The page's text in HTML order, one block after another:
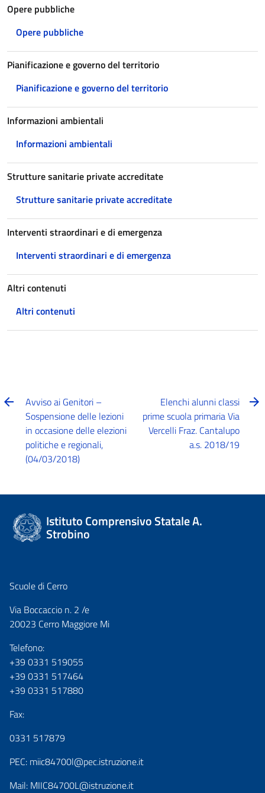
Opere pubbliche
Opere pubbliche
Pianificazione e governo del territorio
Pianificazione e governo del territorio
Informazioni ambientali
Informazioni ambientali
Strutture sanitarie private accreditate
Strutture sanitarie private accreditate
Interventi straordinari e di emergenza
Interventi straordinari e di emergenza
Altri contenuti
Altri contenuti
Avviso ai Genitori –
Sospensione delle lezioni
in occasione delle elezioni
politiche e regionali,
(04/03/2018)
Elenchi alunni classi
prime scuola primaria Via
Vercelli Fraz. Cantalupo
a.s. 2018/19
Istituto Comprensivo Statale A.
Strobino
Scuole di Cerro
Via Boccaccio n. 2 /e
20023 Cerro Maggiore Mi
Telefono:
+39 0331 519055
+39 0331 517464
+39 0331 517880
Fax:
0331 517879
PEC: miic84700l@pec.istruzione.it
Mail: MIIC84700L@istruzione.it